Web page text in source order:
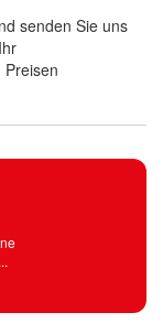
senden Sie uns